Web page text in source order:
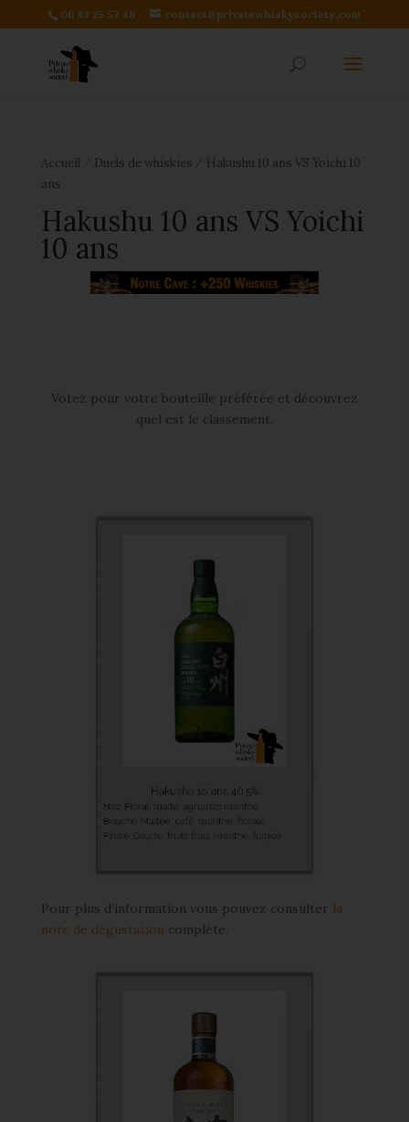
06 83 25 57 46 contact@privatewhiskysociety.com
Accueil Duels de whiskies
Hakushu 10 ans VS Yoichi 10
ans
Hakushu 10 ans VS Yoichi
10 ans
Votez pour votre bouteille préférée et découvrez
quel est le classement.
Pour plus d’information vous pouvez consulter la
note de dégustation complète.